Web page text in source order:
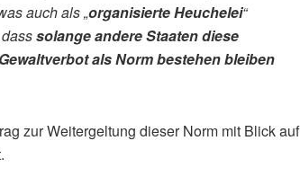
auch als „organisierte Heuchelei“
solange andere Staaten diese
als Norm bestehen bleiben
zur Weitergeltung dieser Norm mit Blick auf